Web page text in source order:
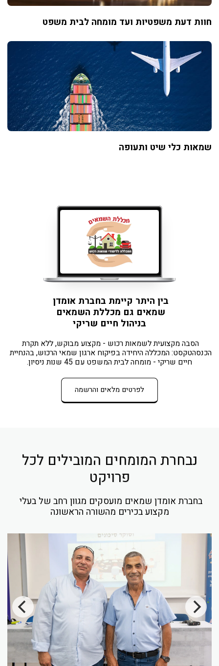
חוות דעת משפטיות ועד מומחה לבית משפט
שמאות כלי שיט ותעופה
בין היתר קיימת בחברת אומדן
שמאים גם מכללת השמאים
בניהול חיים שריקי
הסבה מקצועית לשמאות רכוש - מקצוע מבוקש, ללא תקרת
הכנסהטקסט: המכללה היחידה בפיקוח ארגון שמאי הרכוש, בהנחיית
חיים שריקי - מומחה לבית המשפט עם 45 שנות ניסיון.
לפרטים מלאים והרשמה
נבחרת המומחים המובילים לכל
פרויקט
מקצוע בכירים מהשורה הראשונה